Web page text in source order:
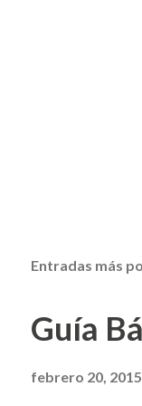
Entradas más
Guía
febrero 20, 2015